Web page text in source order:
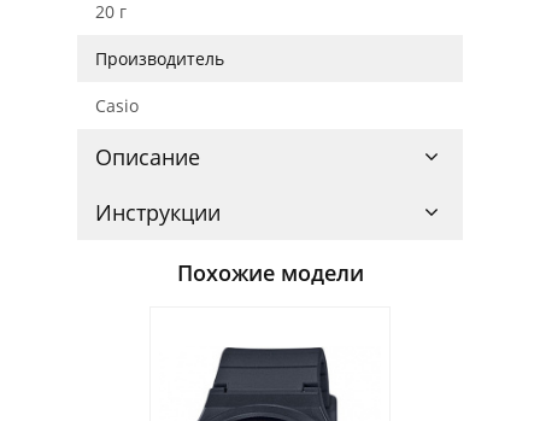
20 г
Производитель
Casio
Описание
Инструкции
Похожие модели